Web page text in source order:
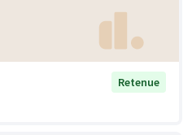
Retenue